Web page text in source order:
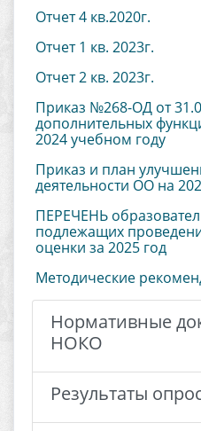
Отчет 4 кв.2020г.
Отчет 1 кв. 2023г.
Отчет 2 кв. 2023г.
Приказ №268-ОД от
дополнительных
2024 учебном году
Приказ и план
деятельности ОО на
ПЕРЕЧЕНЬ
подлежащих
оценки за 2025 год
Методические
Нормативные
НОКО
Результаты